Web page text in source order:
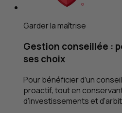
Garder la maîtrise
Gestion conseillée :
ses choix
Pour bénéficier d’un
proactif, tout en
d’investissements et